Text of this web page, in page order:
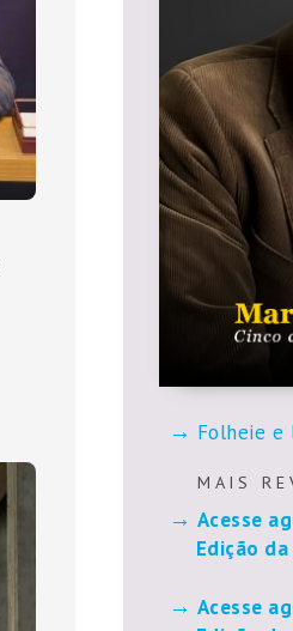
Folheie e
M A I S R E V
Acesse
Edição da
Acesse